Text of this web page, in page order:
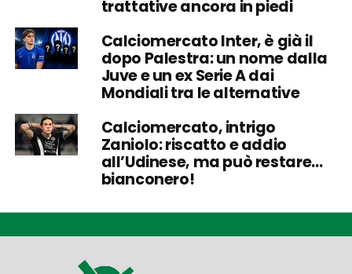
trattative ancora in piedi
Calciomercato Inter, è già il
dopo Palestra: un nome dalla
Juve e un ex Serie A dai
Mondiali tra le alternative
Calciomercato, intrigo
Zaniolo: riscatto e addio
all’Udinese, ma può restare…
bianconero!